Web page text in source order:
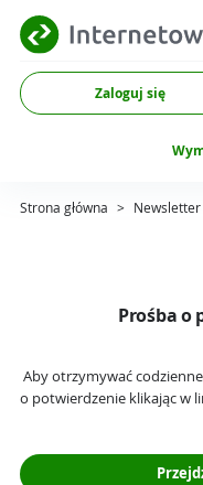
Zaloguj się
Strona główna >
Prośba o
Aby otrzymywać
o potwierdzenie klikając w